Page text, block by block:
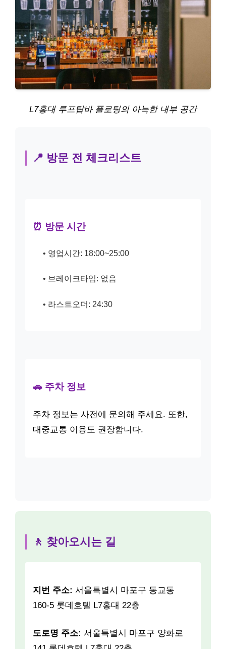
L7홍대 루프탑바 플로팅의 아늑한 내부 공간
📍 방문 전 체크리스트
⏰ 방문 시간
• 영업시간: 18:00~25:00
• 브레이크타임: 없음
• 라스트오더: 24:30
🚗 주차 정보
주차 정보는 사전에 문의해 주세요. 또한,
대중교통 이용도 권장합니다.
🚶 찾아오시는 길
지번 주소: 서울특별시 마포구 동교동
160-5 롯데호텔 L7홍대 22층
도로명 주소: 서울특별시 마포구 양화로